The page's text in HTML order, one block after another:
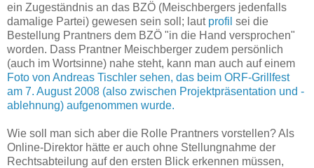
ein Zugeständnis an das BZÖ (Meischbergers jedenfalls
damalige Partei) gewesen sein soll; laut profil sei die
Bestellung Prantners dem BZÖ "in die Hand versprochen"
worden. Dass Prantner Meischberger zudem persönlich
(auch im Wortsinne) nahe steht, kann man auch auf einem
Foto von Andreas Tischler sehen, das beim ORF-Grillfest
am 7. August 2008 (also zwischen Projektpräsentation und -
ablehnung) aufgenommen wurde.
Wie soll man sich aber die Rolle Prantners vorstellen? Als
Online-Direktor hätte er auch ohne Stellungnahme der
Rechtsabteilung auf den ersten Blick erkennen müssen,